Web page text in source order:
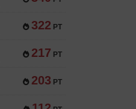
322 PT
217 PT
203 PT